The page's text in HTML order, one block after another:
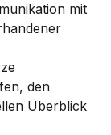
mit
den
Überblick